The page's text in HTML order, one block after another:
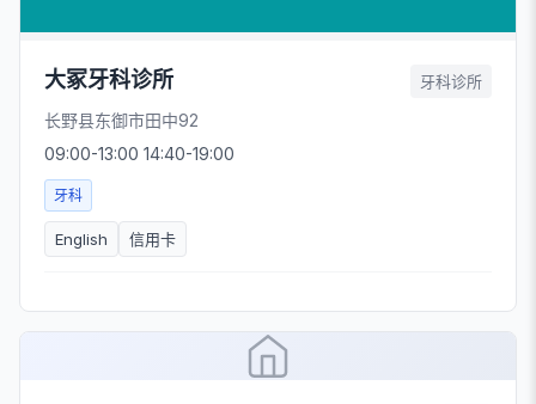
大冢牙科诊所 牙科诊所
长野县东御市田中92
09:00-13:00 14:40-19:00
牙科
English 信用卡